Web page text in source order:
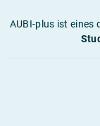
AUBI-plus ist eines